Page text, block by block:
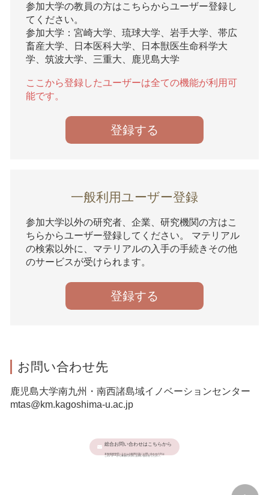
参加大学の教員の方はこちらからユーザー登録し
てください。
参加大学：宮崎大学、琉球大学、岩手大学、帯広
畜産大学、日本医科大学、日本獣医生命科学大
学、筑波大学、三重大、鹿児島大学
ここから登録したユーザーは全ての機能が利用可
能です。
登録する
一般利用ユーザー登録
参加大学以外の研究者、企業、研究機関の方はこ
ちらからユーザー登録してください。 マテリアル
の検索以外に、マテリアルの入手の手続きその他
のサービスが受けられます。
登録する
お問い合わせ先
鹿児島大学南九州・南西諸島域イノベーションセンター
mtas@km.kagoshima-u.ac.jp
総合お問い合わせはこちらから
本有体物管理システムの利用大学にお問い合わせの方は
このバナーから希望の大学にお問い合わせください。